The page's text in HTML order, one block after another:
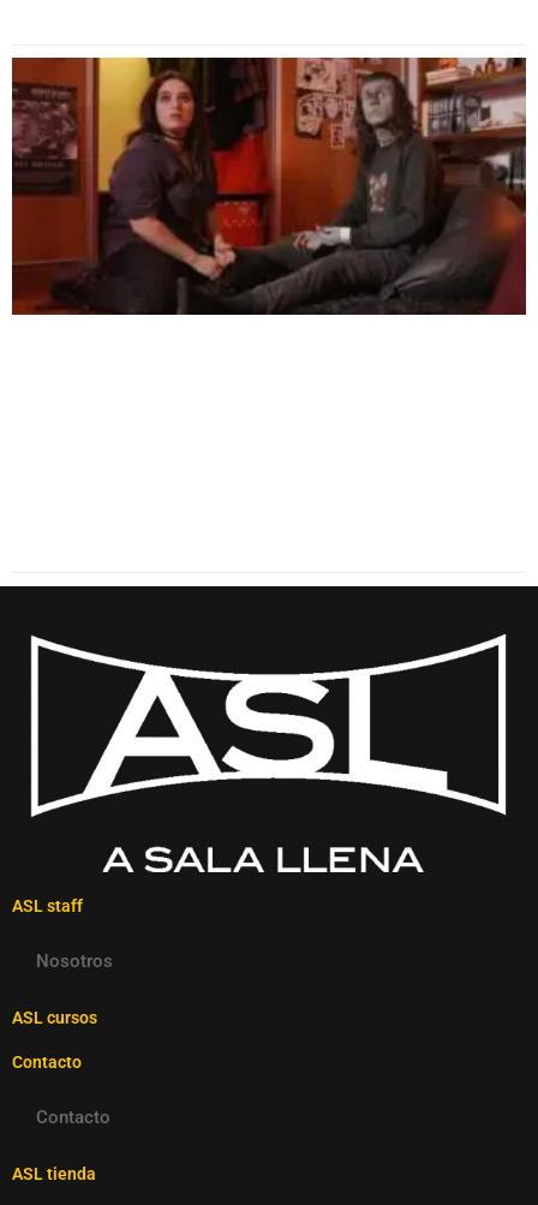
ASL staff
Nosotros
ASL cursos
Contacto
Contacto
ASL tienda